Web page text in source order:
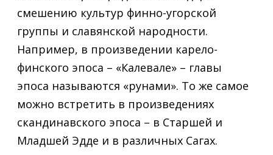
смешению культур финно-угорской
группы и славянской народности.
Например, в произведении карело-
финского эпоса – «Калевале» – главы
эпоса называются «рунами». То же самое
можно встретить в произведениях
скандинавского эпоса – в Старшей и
Младшей Эдде и в различных Сагах.